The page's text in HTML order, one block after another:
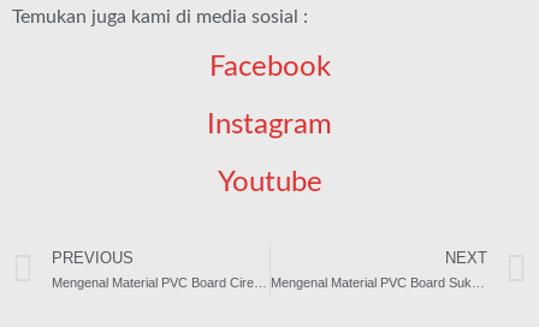
Temukan juga kami di media sosial :
Facebook
Instagram
Youtube
PREVIOUS NEXT